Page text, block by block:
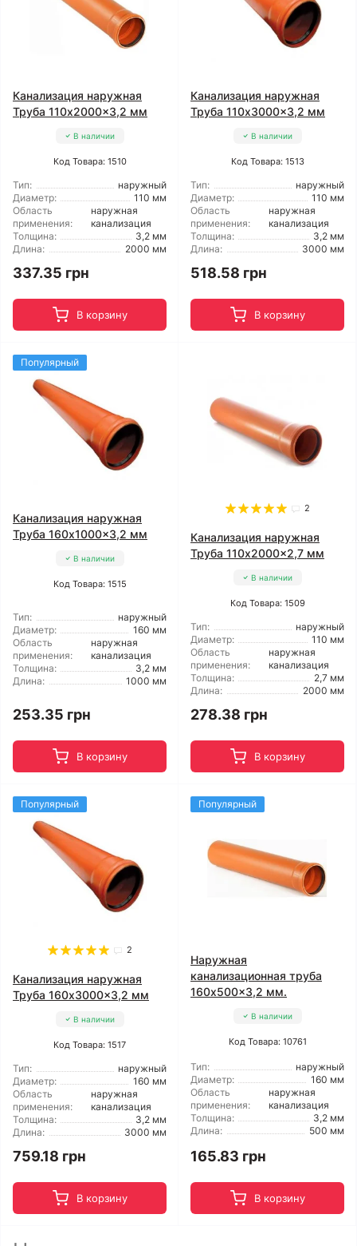
Канализация наружная
Труба 110x2000x3,2 мм
В наличии
Код Товара: 1510
Тип:
наружный
Диаметр:
110 мм
Область
применения:
наружная
канализация
Толщина:
3,2 мм
Длина:
2000 мм
337.35 грн
В корзину
Канализация наружная
Труба 110x3000x3,2 мм
В наличии
Код Товара: 1513
Тип:
наружный
Диаметр:
110 мм
Область
применения:
наружная
канализация
Толщина:
3,2 мм
Длина:
3000 мм
518.58 грн
В корзину
Популярный
Канализация наружная
Труба 160x1000x3,2 мм
В наличии
Код Товара: 1515
Тип:
наружный
Диаметр:
160 мм
Область
применения:
наружная
канализация
Толщина:
3,2 мм
Длина:
1000 мм
253.35 грн
В корзину
2
Канализация наружная
Труба 110x2000x2,7 мм
В наличии
Код Товара: 1509
Тип:
наружный
Диаметр:
110 мм
Область
применения:
наружная
канализация
Толщина:
2,7 мм
Длина:
2000 мм
278.38 грн
В корзину
Популярный
2
Канализация наружная
Труба 160x3000x3,2 мм
В наличии
Код Товара: 1517
Тип:
наружный
Диаметр:
160 мм
Область
применения:
наружная
канализация
Толщина:
3,2 мм
Длина:
3000 мм
759.18 грн
В корзину
Популярный
Наружная
канализационная труба
160x500x3,2 мм.
В наличии
Код Товара: 10761
Тип:
наружный
Диаметр:
160 мм
Область
применения:
наружная
канализация
Толщина:
3,2 мм
Длина:
500 мм
165.83 грн
В корзину